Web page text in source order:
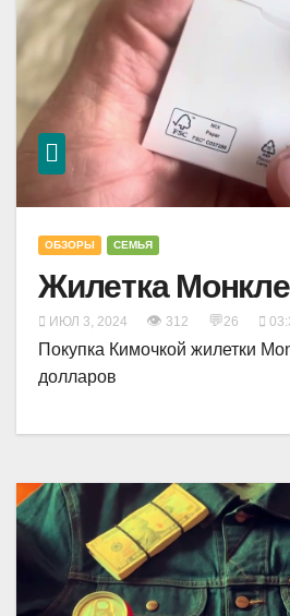
ОБЗОРЫ СЕМЬЯ
Жилетка
ИЮЛ 3, 2024 👁 312 💬26
Покупка Кимочкой жилетки
долларов